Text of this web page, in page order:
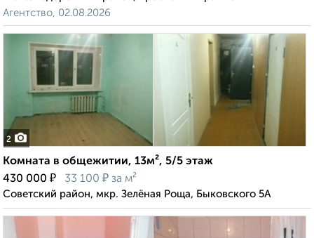
Агентство, 02.08.2026
2
Комната в общежитии, 13м², 5/5 этаж
430 000 ₽ 33 100 ₽ за м²
Советский район, мкр. Зелёная Роща, Быковского 5А